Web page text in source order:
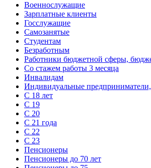
Военнослужащие
Зарплатные клиенты
Госслужащие
Самозанятые
Студентам
Безработным
Работники бюджетной сферы,
Cо стажем работы 3 месяца
Инвалидам
Индивидуальные
С 18 лет
С 19
С 20
С 21 года
С 22
С 23
Пенсионеры
Пенсионеры до 70 лет